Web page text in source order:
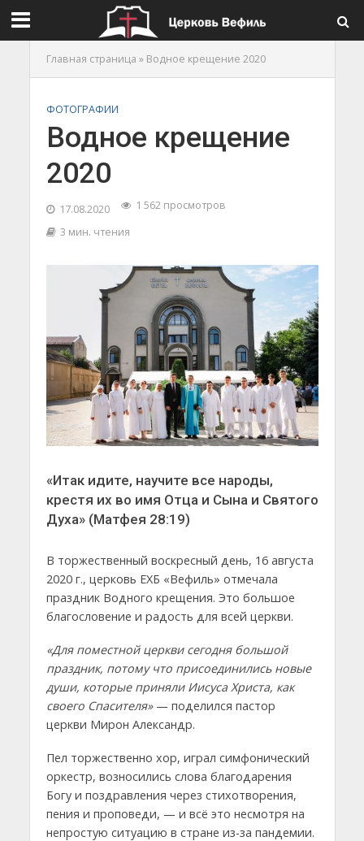
Главная страница » Водное крещение 2020
ФОТОГРАФИИ
Водное крещение
2020
17.08.2020
1 562 просмотров
3 мин. чтения
«Итак идите, научите все народы,
крестя их во имя Отца и Сына и Святого
Духа» (Матфея 28:19)
В торжественный воскресный день, 16 августа
2020 г., церковь ЕХБ «Вефиль» отмечала
праздник Водного крещения. Это большое
благословение и радость для всей церкви.
«Для поместной церкви сегодня большой
праздник, потому что присоединились новые
души, которые приняли Иисуса Христа, как
своего Спасителя»— поделился пастор
церкви Мирон Александр.
Пел торжественно хор, играл симфонический
оркестр, возносились слова благодарения
Богу и поздравления через стихотворения,
пения и проповеди, — и всё это несмотря на
непростую ситуацию в стране из-за пандемии.